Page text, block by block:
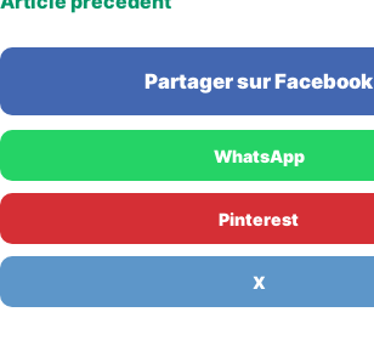
Partager sur Facebook
WhatsApp
Pinterest
X